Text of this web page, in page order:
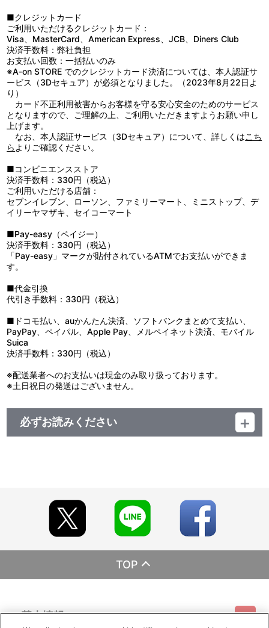
ところが、関係者たちの証言から浮かび上がってきたのは、理想
的と思われた夫婦の見た目からはかけ離れた実像、そして、証言者
たち自らの思いもよらない姿であった。
その一方で、田中も問題を抱えている。妹の光子が育児放棄の疑
いで逮捕されていたのだ――。
クティブ・プロデューサー：吉田多喜男／アソシエイト・プロデュ
ーサー：川城和実、太田哲夫、福田太一、二宮清隆／プロデューサ
ー：加倉井誠人／ライン・プロデューサー：小宮慎二／製作：バン
ダイビジュアル、テレビ東京、ワーナー・ブラザース映画、東北新
社/オフィス北野／オリジナル・サウンドトラック：Anchor
Records／配給：ワーナー・ブラザース映画/オフィス北野
■クレジットカード
ご利用いただけるクレジットカード：
Visa、MasterCard、American Express、JCB、Diners Club
決済手数料：弊社負担
お支払い回数：一括払いのみ
※A-on STORE でのクレジットカード決済については、本人認証サ
ービス（3Dセキュア）が必須となりました。（2023年8月22日よ
り）
カード不正利用被害からお客様を守る安心安全のためのサービス
となりますので、ご理解の上、ご利用いただきますようお願い申し
上げます。
なお、本人認証サービス（3Dセキュア）について、詳しくはこち
ら よりご確認ください。
■コンビニエンスストア
決済手数料：330円（税込）
ご利用いただける店舗：
セブンイレブン、ローソン、ファミリーマート、ミニストップ、デ
イリーヤマザキ、セイコーマート
■Pay-easy（ペイジー）
決済手数料：330円（税込）
「Pay-easy」マークが貼付されているATMでお支払いができま
す。
■代金引換
代引き手数料：330円（税込）
■ドコモ払い、auかんたん決済、ソフトバンクまとめて支払い、
PayPay、ペイパル、Apple Pay、メルペイネット決済、モバイル
Suica
決済手数料：330円（税込）
※配送業者へのお支払いは現金のみ取り扱っております。
※土日祝日の発送はございません。
必ずお読みください
TOP
基本情報